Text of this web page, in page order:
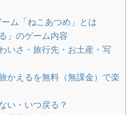
クおすすめGESTAR（ジスタ
トとデメリットをレビュー
旗で解決しました！
ム「ねこあつめ」とは
」のゲーム内容
いさ・旅行先・お土産・写
かえるを無料（無課金）で楽
い・いつ戻る？